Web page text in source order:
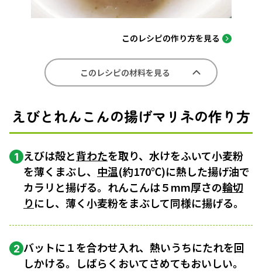
このレシピの作り方を見る
このレシピの材料を見る
えびとれんこんの揚げマリネの作り方
1 えびは殻と背わたを取り、水けをふいて小麦粉
を薄くまぶし、 中温(約170℃)に熱した揚げ油で
カラリと揚げる。れんこんは５mm厚さの輪切
りにし、薄く小麦粉をまぶして同様に揚げる。
2 バットに１を合わせ入れ、熱いうちにたれを回
しかける。しばらくおいてさめてもおいしい。